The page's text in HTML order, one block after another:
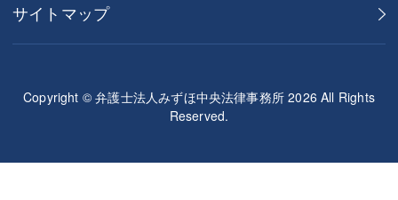
サイトマップ
Copyright © 弁護士法人みずほ中央法律事務所 2026 All Rights
Reserved.